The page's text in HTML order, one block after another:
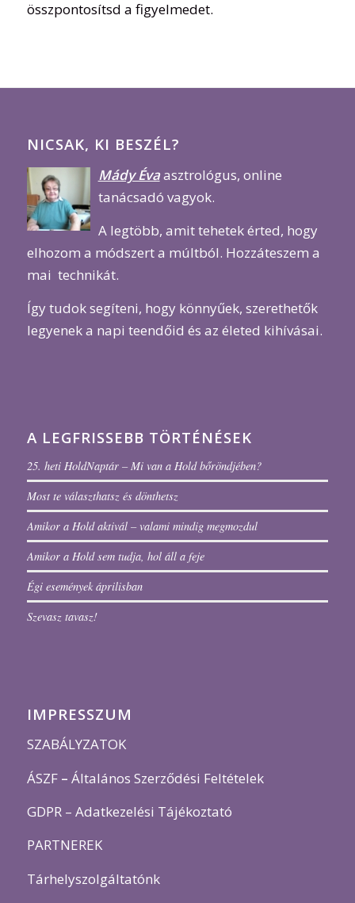
összpontosítsd a figyelmedet.
NICSAK, KI BESZÉL?
Mády Évaasztrológus, online
tanácsadó vagyok.
A legtöbb, amit tehetek érted, hogy
elhozom a módszert a múltból. Hozzáteszem a
mai technikát.
Így tudok segíteni, hogy könnyűek, szerethetők
legyenek a napi teendőid és az életed kihívásai.
A LEGFRISSEBB TÖRTÉNÉSEK
25. heti HoldNaptár – Mi van a Hold bőröndjében?
Most te választhatsz és dönthetsz
Amikor a Hold aktivál – valami mindig megmozdul
Amikor a Hold sem tudja, hol áll a feje
Égi események áprilisban
Szevasz tavasz!
IMPRESSZUM
SZABÁLYZATOK
ÁSZF– Általános Szerződési Feltételek
GDPR – Adatkezelési Tájékoztató
PARTNEREK
Tárhelyszolgáltatónk